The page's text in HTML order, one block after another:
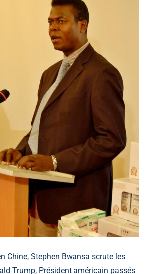
Chine, Stephen Bwansa scrute les
Trump, Président américain passés